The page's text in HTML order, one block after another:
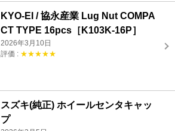
KYO-EI / 協永産業 Lug Nut COMPA
CT TYPE 16pcs［K103K-16P］
2026年3月10日
評価 : ★★★★★
スズキ(純正) ホイールセンタキャッ
プ